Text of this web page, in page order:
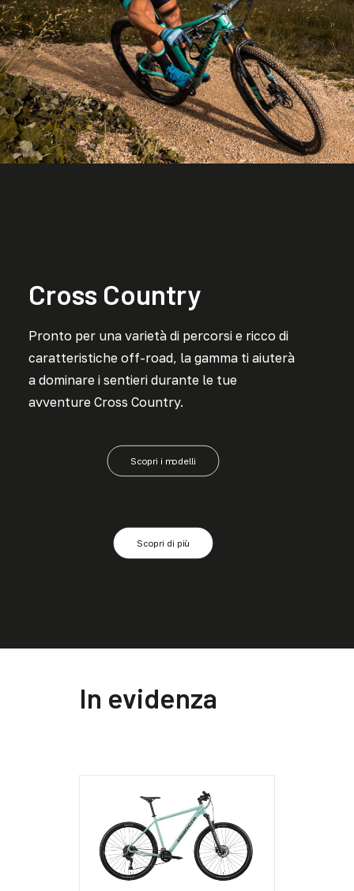
Cross Country
Pronto per una varietà di percorsi e ricco di
caratteristiche off-road, la gamma ti aiuterà
a dominare i sentieri durante le tue
avventure Cross Country.
Scopri di più
Scopri i modelli
In evidenza